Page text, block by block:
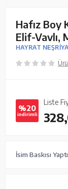
Hafız Boy
Elif-Vavlı,
HAYRAT
%20
indirimli
Liste
İsim Baskısı